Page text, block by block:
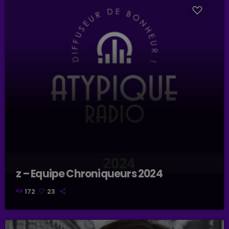
z – Equipe Chroniqueurs 2024
172 23